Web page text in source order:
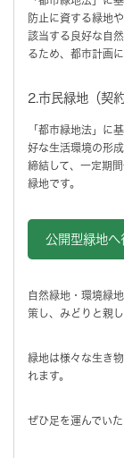
防止に資する緑地
該当する良好な自
るため、都市計画
2.市民緑地（契約
「都市緑地法」に
好な生活環境の形
締結して、一定期
緑地です。
公開型緑地へ
自然緑地・環境緑
策し、みどりと親
緑地は様々な生き
れます。
ぜひ足を運んでい